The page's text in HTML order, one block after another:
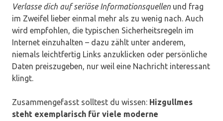
Verlasse dich auf seriöse Informationsquellen und frag
im Zweifel lieber einmal mehr als zu wenig nach. Auch
wird empfohlen, die typischen Sicherheitsregeln im
Internet einzuhalten – dazu zählt unter anderem,
niemals leichtfertig Links anzuklicken oder persönliche
Daten preiszugeben, nur weil eine Nachricht interessant
klingt.
Zusammengefasst solltest du wissen: Hizgullmes
steht exemplarisch für viele moderne